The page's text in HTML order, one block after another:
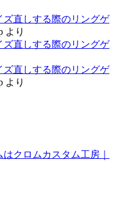
ズ直しする際のリングゲ
より
ズ直しする際のリングゲ
ズ直しする際のリングゲ
より
クロムカスタム工房｜